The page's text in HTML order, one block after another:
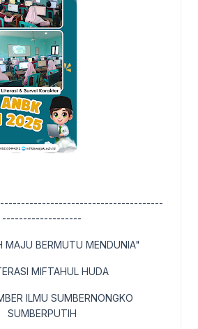
-------------------
MAJU BERMUTU MENDUNIA"
MIFTAHUL HUDA
ILMU SUMBERNONGKO
SUMBERPUTIH